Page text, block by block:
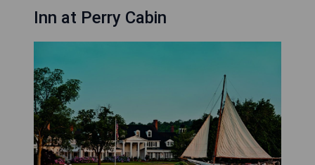
Inn at Perry Cabin